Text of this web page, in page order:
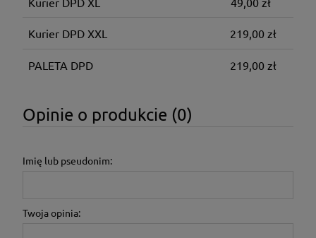
Kurier DPD XXL 219,00 zł
PALETA DPD 219,00 zł
Opinie o produkcie (0)
Imię lub pseudonim:
Twoja opinia: